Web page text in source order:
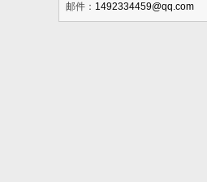
邮件： 1492334459@qq.com